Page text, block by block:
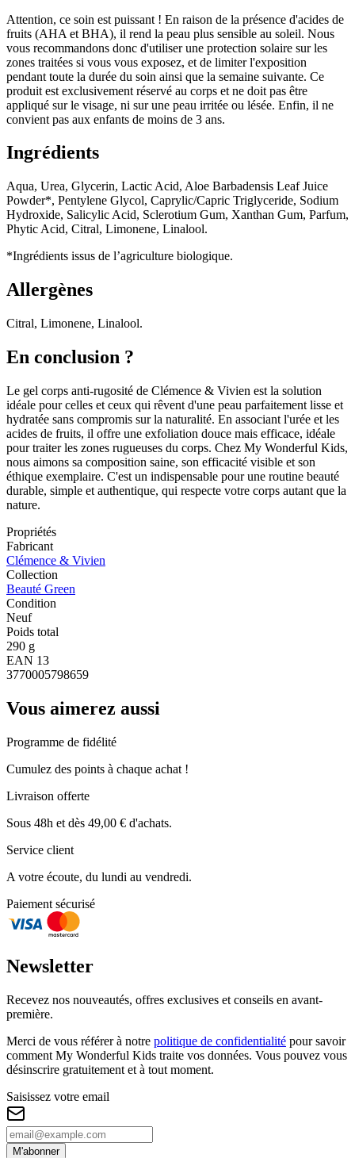
Attention, ce soin est puissant ! En raison de la présence d'acides de
fruits (AHA et BHA), il rend la peau plus sensible au soleil. Nous
vous recommandons donc d'utiliser une protection solaire sur les
zones traitées si vous vous exposez, et de limiter l'exposition
pendant toute la durée du soin ainsi que la semaine suivante. Ce
produit est exclusivement réservé au corps et ne doit pas être
appliqué sur le visage, ni sur une peau irritée ou lésée. Enfin, il ne
convient pas aux enfants de moins de 3 ans.
Ingrédients
Aqua, Urea, Glycerin, Lactic Acid, Aloe Barbadensis Leaf Juice
Powder*, Pentylene Glycol, Caprylic/Capric Triglyceride, Sodium
Hydroxide, Salicylic Acid, Sclerotium Gum, Xanthan Gum, Parfum,
Phytic Acid, Citral, Limonene, Linalool.
*Ingrédients issus de l’agriculture biologique.
Allergènes
Citral, Limonene, Linalool.
En conclusion ?
Le gel corps anti-rugosité de Clémence & Vivien est la solution
idéale pour celles et ceux qui rêvent d'une peau parfaitement lisse et
hydratée sans compromis sur la naturalité. En associant l'urée et les
acides de fruits, il offre une exfoliation douce mais efficace, idéale
pour traiter les zones rugueuses du corps. Chez My Wonderful Kids,
nous aimons sa composition saine, son efficacité visible et son
éthique exemplaire. C'est un indispensable pour une routine beauté
durable, simple et authentique, qui respecte votre corps autant que la
nature.
Propriétés
Fabricant
Clémence & Vivien
Collection
Beauté Green
Condition
Neuf
Poids total
290 g
EAN 13
3770005798659
Vous aimerez aussi
Programme de fidélité
Cumulez des points à chaque achat !
Livraison offerte
Sous 48h et dès 49,00 € d'achats.
Service client
A votre écoute, du lundi au vendredi.
Paiement sécurisé
Newsletter
Recevez nos nouveautés, offres exclusives et conseils en avant-
première.
Merci de vous référer à notre politique de confidentialité pour savoir
comment My Wonderful Kids traite vos données. Vous pouvez vous
désinscrire gratuitement et à tout moment.
Saisissez votre email
M'abonner